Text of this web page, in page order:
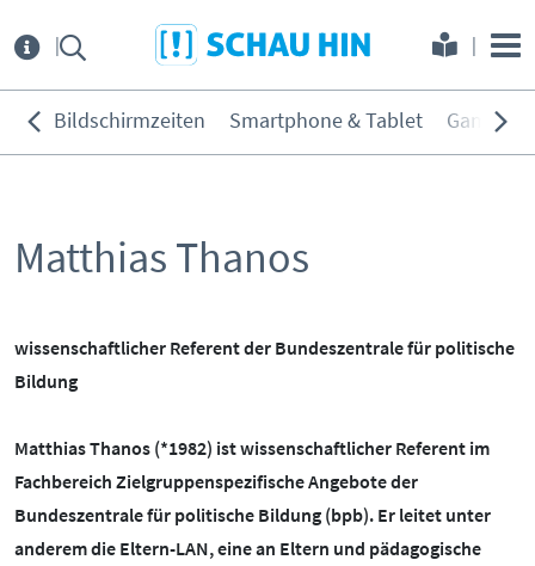
Bildschirmzeiten Smartphone & Tablet Games
Matthias Thanos
wissenschaftlicher Referent der Bundeszentrale für politische
Bildung
Matthias Thanos (*1982) ist wissenschaftlicher Referent im
Fachbereich Zielgruppenspezifische Angebote der
Bundeszentrale für politische Bildung (bpb). Er leitet unter
anderem die Eltern-LAN, eine an Eltern und pädagogische
Über
Service
KONTAKT
BEIRAT
BOTSCHAFTERINNEN
ELTERNANGEBOTE
MEDIATHEK
MEDIENCOACHES
THEMEN:
Smartphone & Tablet
Filme & Serien
Hörmedien